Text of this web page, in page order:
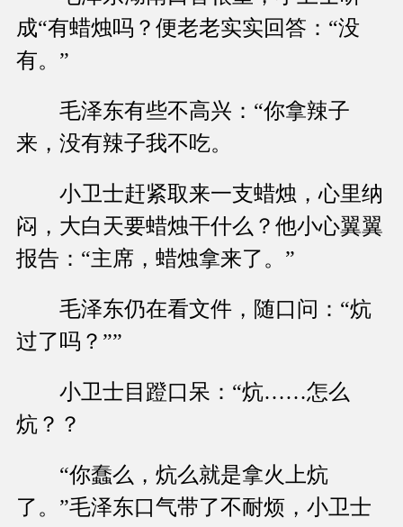
成“有蜡烛吗？便老老实实回答：“没
有。”
毛泽东有些不高兴：“你拿辣子
来，没有辣子我不吃。
小卫士赶紧取来一支蜡烛，心里纳
闷，大白天要蜡烛干什么？他小心翼翼
报告：“主席，蜡烛拿来了。”
毛泽东仍在看文件，随口问：“炕
过了吗？””
小卫士目蹬口呆：“炕……怎么
炕？？
“你蠢么，炕么就是拿火上炕
了。”毛泽东口气带了不耐烦，小卫士